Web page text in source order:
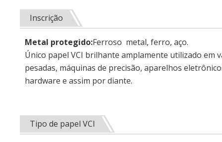
Inscrição
Metal protegido:Ferroso metal, ferro, aço.
Único papel VCI brilhante amplamente utilizado
pesadas, máquinas de precisão, aparelhos
hardware e assim por diante.
Tipo de papel VCI